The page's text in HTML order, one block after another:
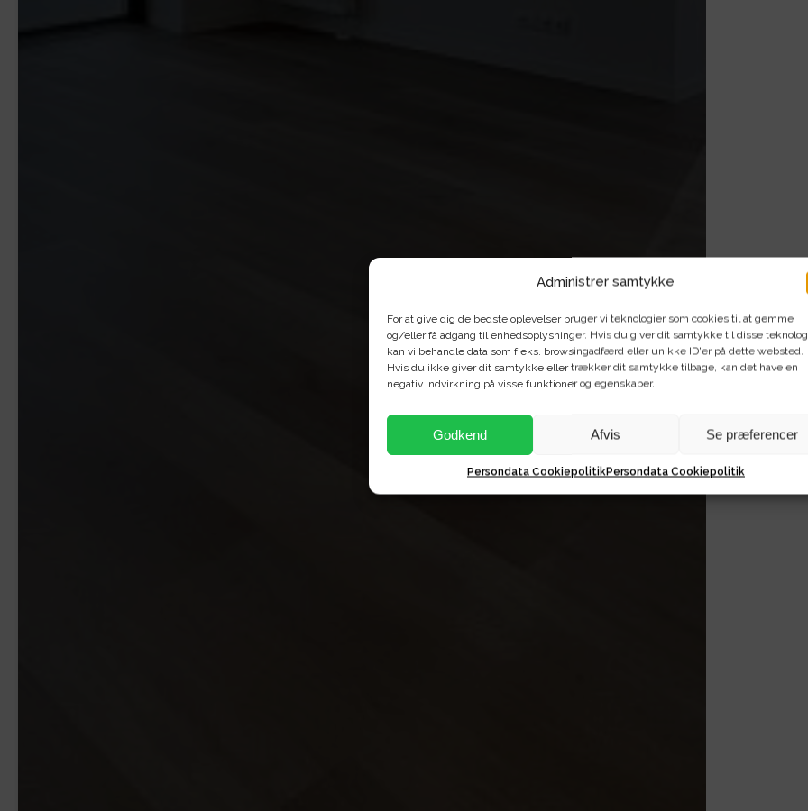
Administrer samtykke
For at give dig de bedste oplevelser bruger vi teknologier som cookies til at gemme
og/eller få adgang til enhedsoplysninger. Hvis du giver dit samtykke til disse
kan vi behandle data som f.eks. browsingadfærd eller unikke ID'er på dette websted.
Hvis du ikke giver dit samtykke eller trækker dit samtykke tilbage, kan det have en
negativ indvirkning på visse funktioner og egenskaber.
Godkend Afvis Se præferencer
Persondata CookiepolitikPersondata Cookiepolitik